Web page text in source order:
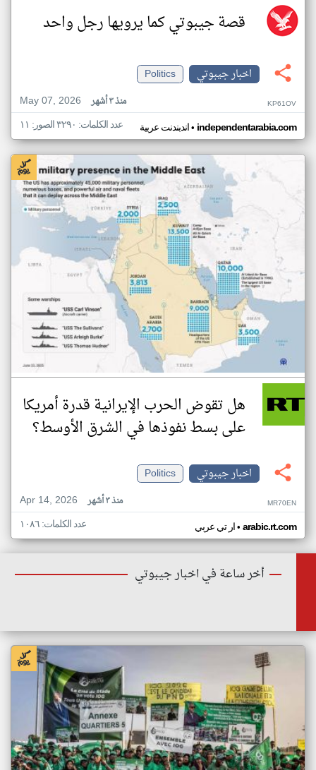
قصة جيبوتي كما يرويها رجل واحد
اخبار جيبوتي
Politics
May 07, 2026
منذ ٣ أشهر KP61OV
اندبندنت عربية• independentarabia.com عدد الكلمات: ٣٢٩٠ الصور: ١١
هل تقوض الحرب الإيرانية قدرة أمريكا
على بسط نفوذها في الشرق الأوسط؟
اخبار جيبوتي
Politics
Apr 14, 2026
منذ ٣ أشهر MR70EN
ار تي عربي• arabic.rt.com عدد الكلمات: ١٠٨٦
أخر ساعة في اخبار جيبوتي